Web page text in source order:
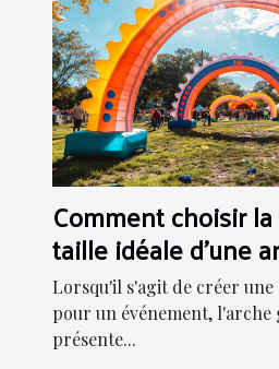
Comment choisir
taille idéale d'une
pour votre
Lorsqu'il s'agit de créer
pour un événement, l'arche
présente...